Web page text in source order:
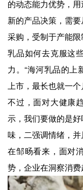
的动态能力优势，
新的产品决策，需
采购，受制于产能
乳品如何去克服这
力。“海河乳品的上
上市，最长也就一个
不过，面对大健康
示，我们要做的是
味，二强调情绪，并
在邹旸看来，面对
势，企业在洞察消费